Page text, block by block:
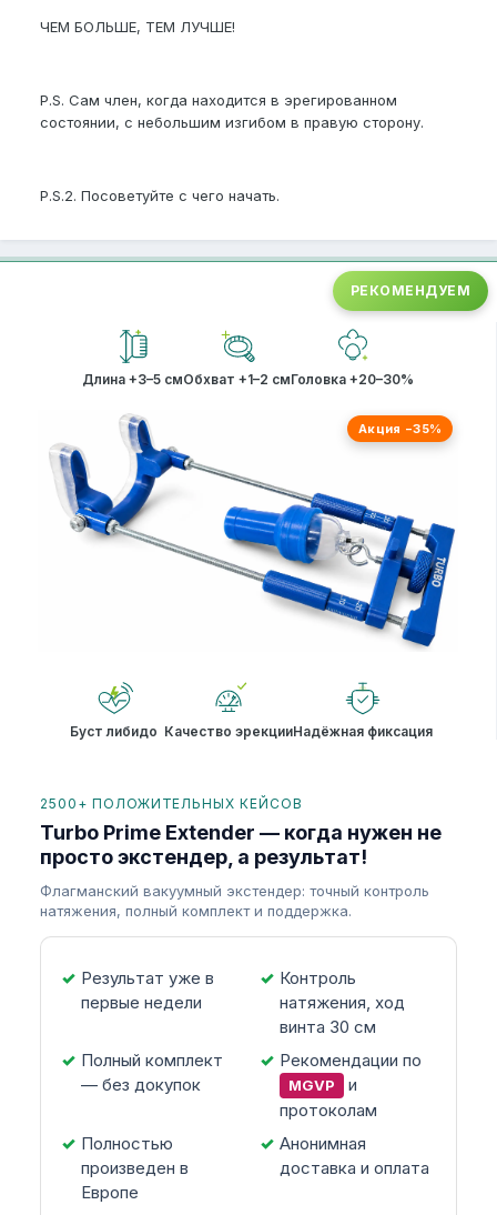
ЧЕМ БОЛЬШЕ, ТЕМ ЛУЧШЕ!
P.S. Сам член, когда находится в эрегированном
состоянии, с небольшим изгибом в правую сторону.
P.S.2. Посоветуйте с чего начать.
РЕКОМЕНДУЕМ
Длина +3–5 смОбхват +1–2 смГоловка +20–30%
Акция −35%
Буст либидо Качество эрекцииНадёжная фиксация
2500+ ПОЛОЖИТЕЛЬНЫХ КЕЙСОВ
Turbo Prime Extender — когда нужен не
просто экстендер, а результат!
Флагманский вакуумный экстендер: точный контроль
натяжения, полный комплект и поддержка.
Результат уже в
первые недели
Контроль
натяжения, ход
винта 30 см
Полный комплект
— без докупок
Рекомендации по
MGVP
и
протоколам
Полностью
произведен в
Европе
Анонимная
доставка и оплата